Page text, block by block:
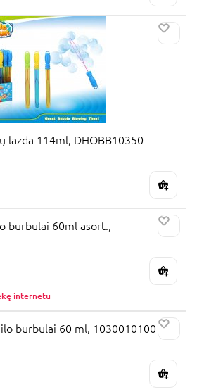
lazda 114ml, DHOBB10350
burbulai 60ml asort.,
internetu
burbulai 60 ml, 103001010010